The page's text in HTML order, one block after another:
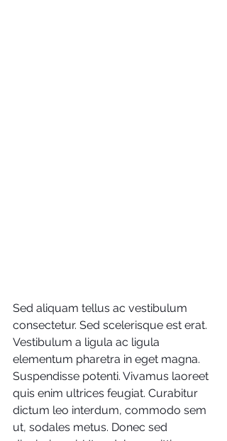
Sed aliquam tellus ac vestibulum
consectetur. Sed scelerisque est erat.
Vestibulum a ligula ac ligula
elementum pharetra in eget magna.
Suspendisse potenti. Vivamus laoreet
quis enim ultrices feugiat. Curabitur
dictum leo interdum, commodo sem
ut, sodales metus. Donec sed